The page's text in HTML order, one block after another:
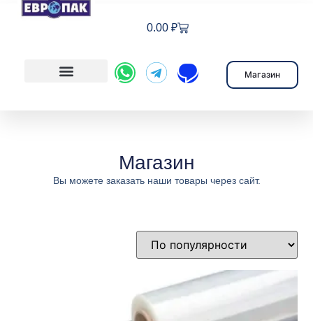
0.00 ₽
Магазин
Магазин
Вы можете заказать наши товары через сайт.